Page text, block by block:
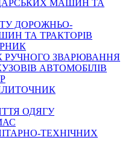
МАШИН ТА
ДОРОЖНЬО-
ТА ТРАКТОРІВ
РУЧНОГО ЗВАРЮВАННЯ
АВТОМОБІЛІВ
ОДЯГУ
ТЕХНІЧНИХ